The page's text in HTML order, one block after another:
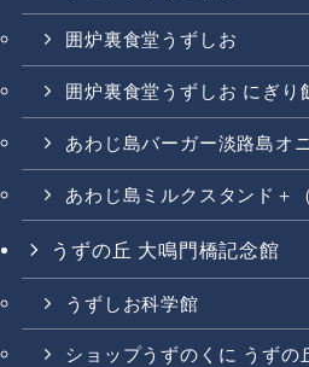
囲炉裏食堂うずしお
囲炉裏食堂うずしお にぎり
あわじ島バーガー淡路島オ
あわじ島ミルクスタンド＋
うずの丘 大鳴門橋記念館
うずしお科学館
ショップうずのくに うずの